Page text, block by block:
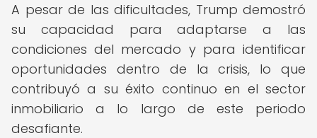
A pesar de las dificultades, Trump demostró
su capacidad para adaptarse a las
condiciones del mercado y para identificar
oportunidades dentro de la crisis, lo que
contribuyó a su éxito continuo en el sector
inmobiliario a lo largo de este periodo
desafiante.